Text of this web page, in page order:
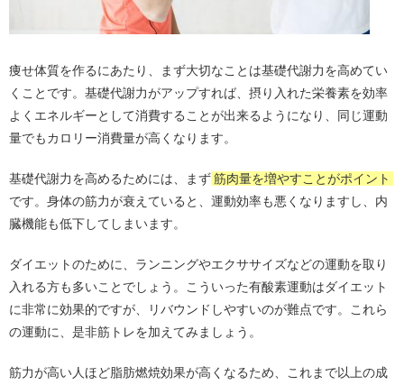
痩せ体質を作るにあたり、まず大切なことは基礎代謝力を高めてい
くことです。基礎代謝力がアップすれば、摂り入れた栄養素を効率
よくエネルギーとして消費することが出来るようになり、同じ運動
量でもカロリー消費量が高くなります。
基礎代謝力を高めるためには、まず筋肉量を増やすことがポイント
です。身体の筋力が衰えていると、運動効率も悪くなりますし、内
臓機能も低下してしまいます。
ダイエットのために、ランニングやエクササイズなどの運動を取り
入れる方も多いことでしょう。こういった有酸素運動はダイエット
に非常に効果的ですが、リバウンドしやすいのが難点です。これら
の運動に、是非筋トレを加えてみましょう。
筋力が高い人ほど脂肪燃焼効果が高くなるため、これまで以上の成